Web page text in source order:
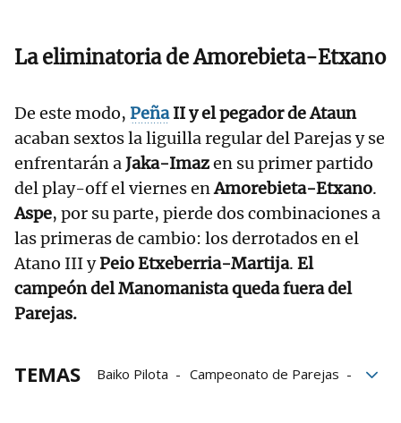
La eliminatoria de Amorebieta-Etxano
De este modo, PeñaII y el pegador de Ataun
acaban sextos la liguilla regular del Parejas y se
enfrentarán a Jaka-Imazen su primer partido
del play-off el viernes enAmorebieta-Etxano.
Aspe, por su parte, pierde dos combinaciones a
las primeras de cambio: los derrotados en el
Atano III yPeio Etxeberria-Martija. El
campeón del Manomanista queda fuera del
Parejas.
TEMAS Baiko Pilota
Campeonato de Parejas